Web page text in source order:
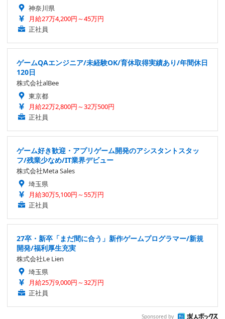
神奈川県
月給27万4,200円～45万円
正社員
ゲームQAエンジニア/未経験OK/育休取得実績あり/年間休日
120日
株式会社alBee
東京都
月給22万2,800円～32万500円
正社員
ゲーム好き歓迎・アプリゲーム開発のアシスタントスタッ
フ/残業少なめ/IT業界デビュー
株式会社Meta Sales
埼玉県
月給30万5,100円～55万円
正社員
27卒・新卒「まだ間に合う」新作ゲームプログラマー/新規
開発/福利厚生充実
株式会社Le Lien
埼玉県
月給25万9,000円～32万円
正社員
Sponsored by